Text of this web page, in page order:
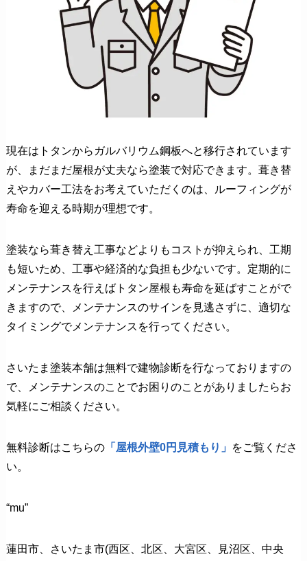
現在はトタンからガルバリウム鋼板へと移行されています
が、まだまだ屋根が丈夫なら塗装で対応できます。葺き替
えやカバー工法をお考えていただくのは、ルーフィングが
寿命を迎える時期が理想です。
塗装なら葺き替え工事などよりもコストが抑えられ、工期
も短いため、工事や経済的な負担も少ないです。定期的に
メンテナンスを行えばトタン屋根も寿命を延ばすことがで
きますので、メンテナンスのサインを見逃さずに、適切な
タイミングでメンテナンスを行ってください。
さいたま塗装本舗は無料で建物診断を行なっておりますの
で、メンテナンスのことでお困りのことがありましたらお
気軽にご相談ください。
無料診断はこちらの「屋根外壁0円見積もり」 をご覧くださ
い。
“mu”
蓮⽥市、さいたま市(⻄区、北区、⼤宮区、⾒沼区、中央